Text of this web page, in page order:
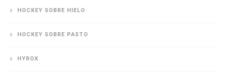
HOCKEY SOBRE HIELO
HOCKEY SOBRE PASTO
HYROX